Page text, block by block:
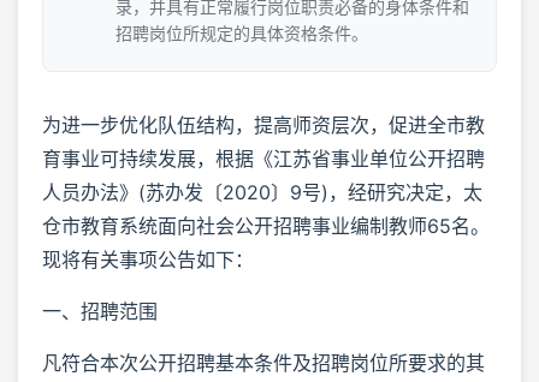
录，并具有正常履行岗位职责必备的身体条件和
招聘岗位所规定的具体资格条件。
为进一步优化队伍结构，提高师资层次，促进全市教
育事业可持续发展，根据《江苏省事业单位公开招聘
人员办法》(苏办发〔2020〕9号)，经研究决定，太
仓市教育系统面向社会公开招聘事业编制教师65名。
现将有关事项公告如下：
一、招聘范围
凡符合本次公开招聘基本条件及招聘岗位所要求的其